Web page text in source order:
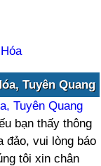
Tuyên Quang
Tuyên Quang
bạn thấy thông
đảo, vui lòng báo
tôi xin chân